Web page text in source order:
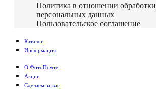
Политика в отношении обработки
персональных данных
Пользовательское соглашение
Каталог
Информация
О ФотоПочте
Акции
Сделаем за вас